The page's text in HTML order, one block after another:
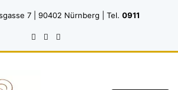
7 | 90402 Nürnberg | Tel. 0911